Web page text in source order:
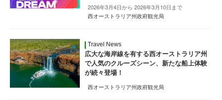
2026年3月4日から 2026年3月10日まで
西オーストラリア州政府観光局
Travel News
広大な海岸線を有する西オーストラリア州
で人気のクルーズシーン、新たな船上体験
が続々登場！
西オーストラリア州政府観光局